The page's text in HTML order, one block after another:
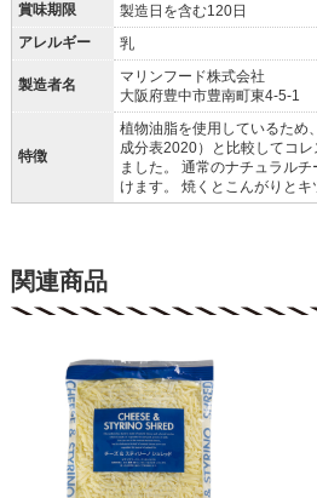
賞味期限
製造日を含む120日
アレルギー
乳
製造者名
マリンフード株式会社
大阪府豊中市豊南町東4-5-1
特徴
植物油脂を使用しているため
成分表2020）と比較してコ
ました。 通常のナチュラル
けます。 焼くとこんがりとキ
関連商品